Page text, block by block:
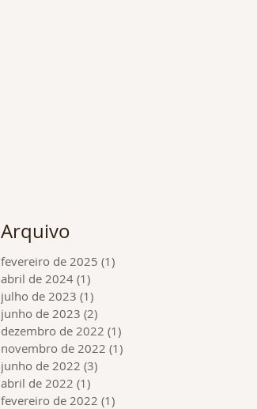
Arquivo
fevereiro de 2025 (1)
abril de 2024 (1)
julho de 2023 (1)
junho de 2023 (2)
dezembro de 2022 (1)
novembro de 2022 (1)
junho de 2022 (3)
abril de 2022 (1)
fevereiro de 2022 (1)